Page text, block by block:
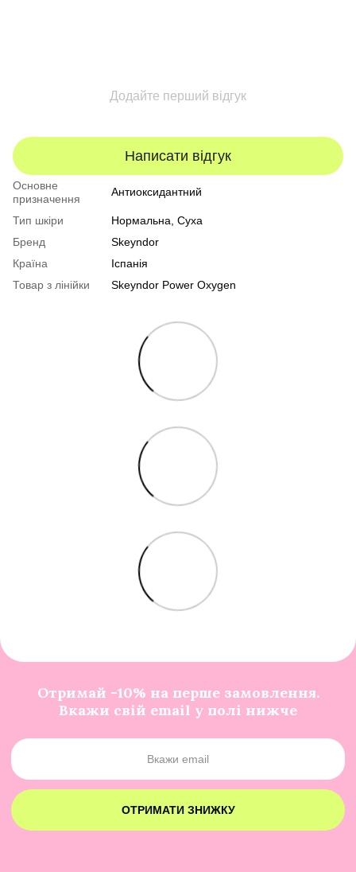
Додайте перший відгук
Написати відгук
Основне
призначення
Антиоксидантний
Тип шкіри Нормальна, Суха
Бренд
Skeyndor
Країна
Іспанія
Товар з лінійки
Skeyndor Power Oxygen
Отримай -10% на перше замовлення.
Вкажи свій email у полі нижче
ОТРИМАТИ ЗНИЖКУ